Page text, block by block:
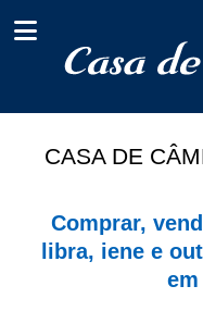
CASA DE
Comprar,
libra, iene e
em